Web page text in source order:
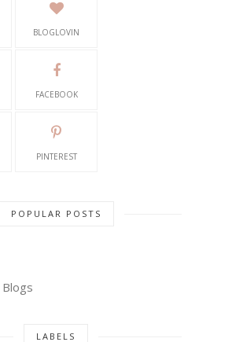
BLOGLOVIN
FACEBOOK
PINTEREST
POPULAR POSTS
LABELS